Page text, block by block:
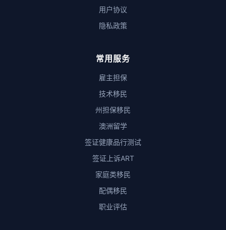
用户协议
隐私政策
常用服务
雇主担保
技术移民
州担保移民
澳洲留学
签证健康品行测试
签证上诉ART
家庭类移民
配偶移民
职业评估